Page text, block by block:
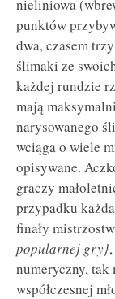
nieliniowa
punktów
dwa, czasem
ślimaki ze
każdej rundzie
mają
narysowanego
wciąga o wiele
opisywane.
graczy
przypadku
finały
popularnej gry}
numeryczny,
współczesnej